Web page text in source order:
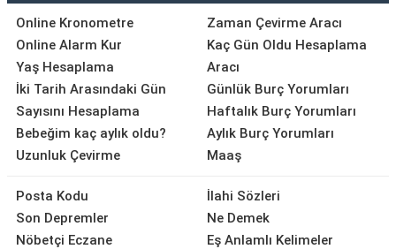
Online Kronometre
Online Alarm Kur
Yaş Hesaplama
İki Tarih Arasındaki Gün
Sayısını Hesaplama
Bebeğim kaç aylık oldu?
Uzunluk Çevirme
Zaman Çevirme Aracı
Kaç Gün Oldu Hesaplama
Aracı
Günlük Burç Yorumları
Haftalık Burç Yorumları
Aylık Burç Yorumları
Maaş
Posta Kodu
Son Depremler
Nöbetçi Eczane
İlahi Sözleri
Ne Demek
Eş Anlamlı Kelimeler